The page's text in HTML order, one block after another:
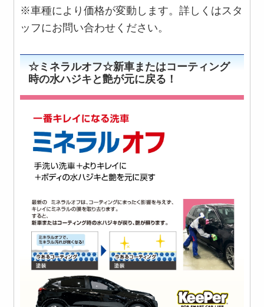
※車種により価格が変動します。詳しくはスタ
ッフにお問い合わせください。
☆ミネラルオフ☆新車またはコーティング
時の水ハジキと艶が元に戻る！